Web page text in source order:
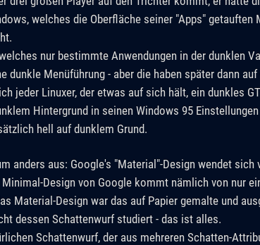
welches die Oberfläche seiner "Apps"
nur bestimmte Anwendungen in der dunklen
dunkle Menüführung - aber die haben später dann
jeder Linuxer, der etwas auf sich hält, ein dunkles
Hintergrund in seinen Windows 95
hell auf dunklem Grund.
anders aus: Google's "Material"-Design wendet
Design von Google kommt nämlich von nur
Material-Design war das auf Papier gemalte und
dessen Schattenwurf studiert - das ist alles.
Schattenwurf, der aus mehreren Schatten-